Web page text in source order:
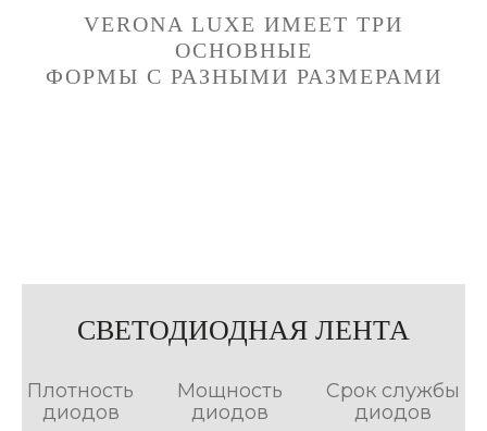
VERONA LUXE ИМЕЕТ ТРИ
ОСНОВНЫЕ
ФОРМЫ С РАЗНЫМИ РАЗМЕРАМИ
90см Х 70см
120см Х 70см
60см Х 70см
60см Х 80см
СВЕТОДИОДНАЯ ЛЕНТА
Плотность
диодов
Мощность
диодов
Срок службы
диодов